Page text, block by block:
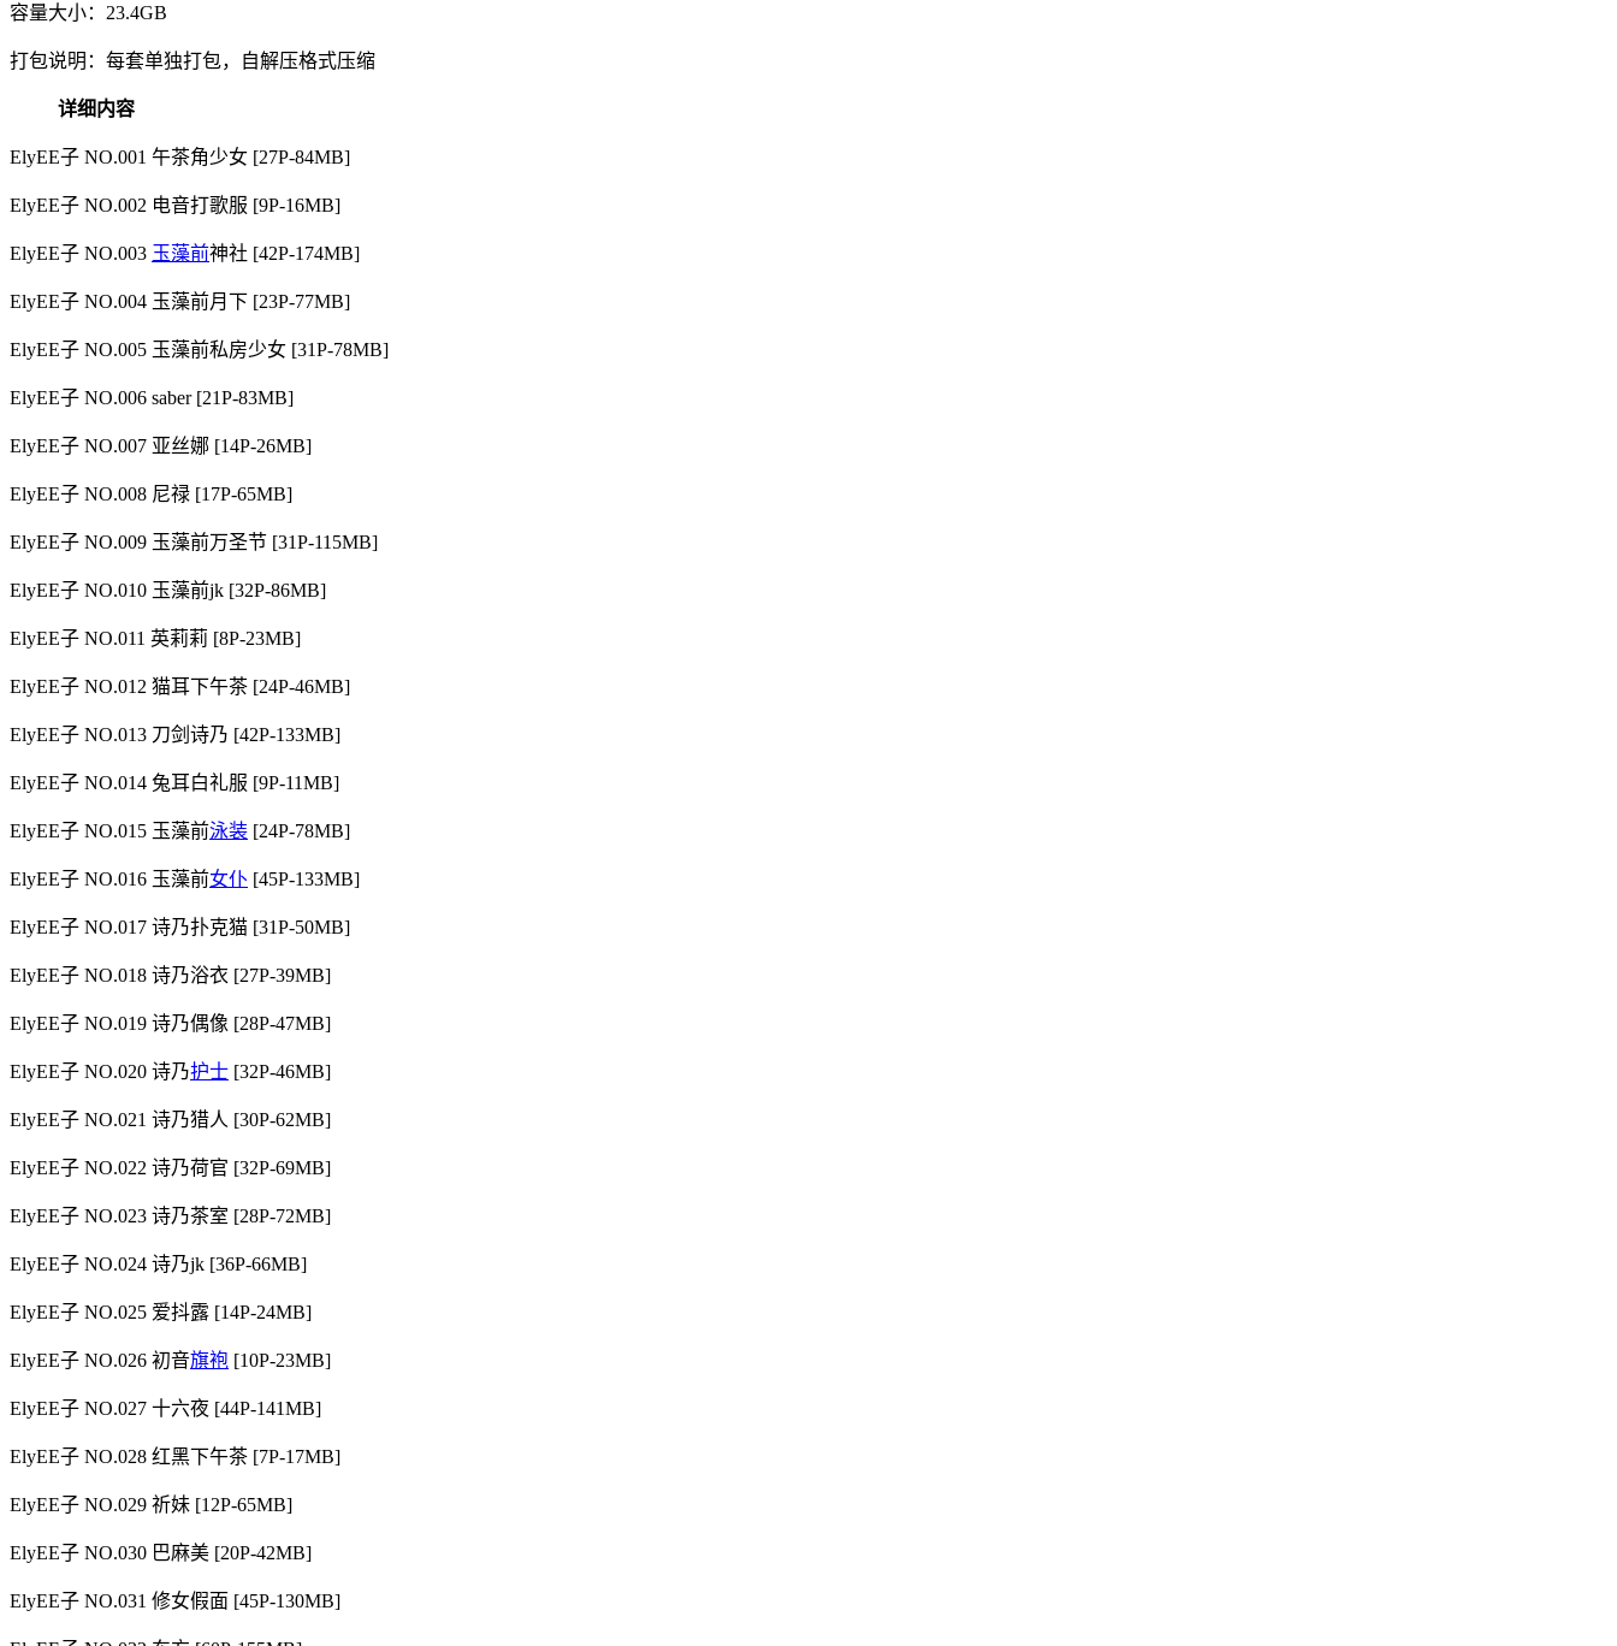
容量大小：23.4GB
打包说明：每套单独打包，自解压格式压缩
详细内容
ElyEE子 NO.001 午茶角少女 [27P-84MB]
ElyEE子 NO.002 电音打歌服 [9P-16MB]
ElyEE子 NO.003 玉藻前神社 [42P-174MB]
ElyEE子 NO.004 玉藻前月下 [23P-77MB]
ElyEE子 NO.005 玉藻前私房少女 [31P-78MB]
ElyEE子 NO.006 saber [21P-83MB]
ElyEE子 NO.007 亚丝娜 [14P-26MB]
ElyEE子 NO.008 尼禄 [17P-65MB]
ElyEE子 NO.009 玉藻前万圣节 [31P-115MB]
ElyEE子 NO.010 玉藻前jk [32P-86MB]
ElyEE子 NO.011 英莉莉 [8P-23MB]
ElyEE子 NO.012 猫耳下午茶 [24P-46MB]
ElyEE子 NO.013 刀剑诗乃 [42P-133MB]
ElyEE子 NO.014 兔耳白礼服 [9P-11MB]
ElyEE子 NO.015 玉藻前泳装 [24P-78MB]
ElyEE子 NO.016 玉藻前女仆 [45P-133MB]
ElyEE子 NO.017 诗乃扑克猫 [31P-50MB]
ElyEE子 NO.018 诗乃浴衣 [27P-39MB]
ElyEE子 NO.019 诗乃偶像 [28P-47MB]
ElyEE子 NO.020 诗乃护士 [32P-46MB]
ElyEE子 NO.021 诗乃猎人 [30P-62MB]
ElyEE子 NO.022 诗乃荷官 [32P-69MB]
ElyEE子 NO.023 诗乃茶室 [28P-72MB]
ElyEE子 NO.024 诗乃jk [36P-66MB]
ElyEE子 NO.025 爱抖露 [14P-24MB]
ElyEE子 NO.026 初音旗袍 [10P-23MB]
ElyEE子 NO.027 十六夜 [44P-141MB]
ElyEE子 NO.028 红黑下午茶 [7P-17MB]
ElyEE子 NO.029 祈妹 [12P-65MB]
ElyEE子 NO.030 巴麻美 [20P-42MB]
ElyEE子 NO.031 修女假面 [45P-130MB]